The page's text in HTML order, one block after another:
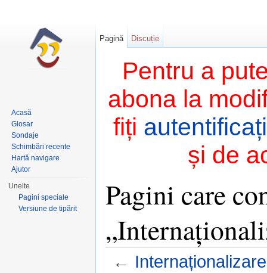
Pentru a
abona la
fiți autentificați
și de
Pagini care
←
Pagină Discuție
Acasă
Glosar
Sondaje
Schimbări recente
Hartă navigare
Ajutor
Unelte
Pagini speciale
Versiune de tipărit